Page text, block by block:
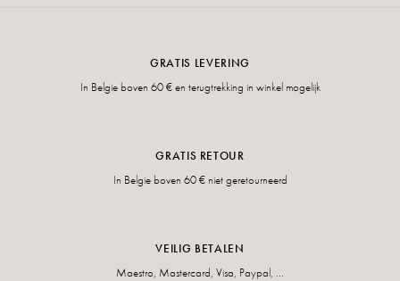
GRATIS LEVERING
In Belgie boven 60 € en terugtrekking in winkel mogelijk
GRATIS RETOUR
In Belgie boven 60 € niet geretourneerd
VEILIG BETALEN
Maestro, Mastercard, Visa, Paypal, ...